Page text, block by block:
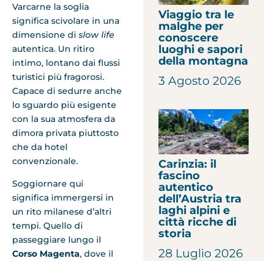
Varcarne la soglia
significa scivolare in una
dimensione di slow life
autentica. Un ritiro
intimo, lontano dai flussi
turistici più fragorosi.
Capace di sedurre anche
lo sguardo più esigente
con la sua atmosfera da
dimora privata piuttosto
che da hotel
convenzionale.
Soggiornare qui
significa immergersi in
un rito milanese d’altri
tempi. Quello di
passeggiare lungo il
Corso Magenta, dove il
Viaggio tra le
malghe per
conoscere
luoghi e sapori
della montagna
3 Agosto 2026
Carinzia: il
fascino
autentico
dell’Austria tra
laghi alpini e
città ricche di
storia
28 Luglio 2026